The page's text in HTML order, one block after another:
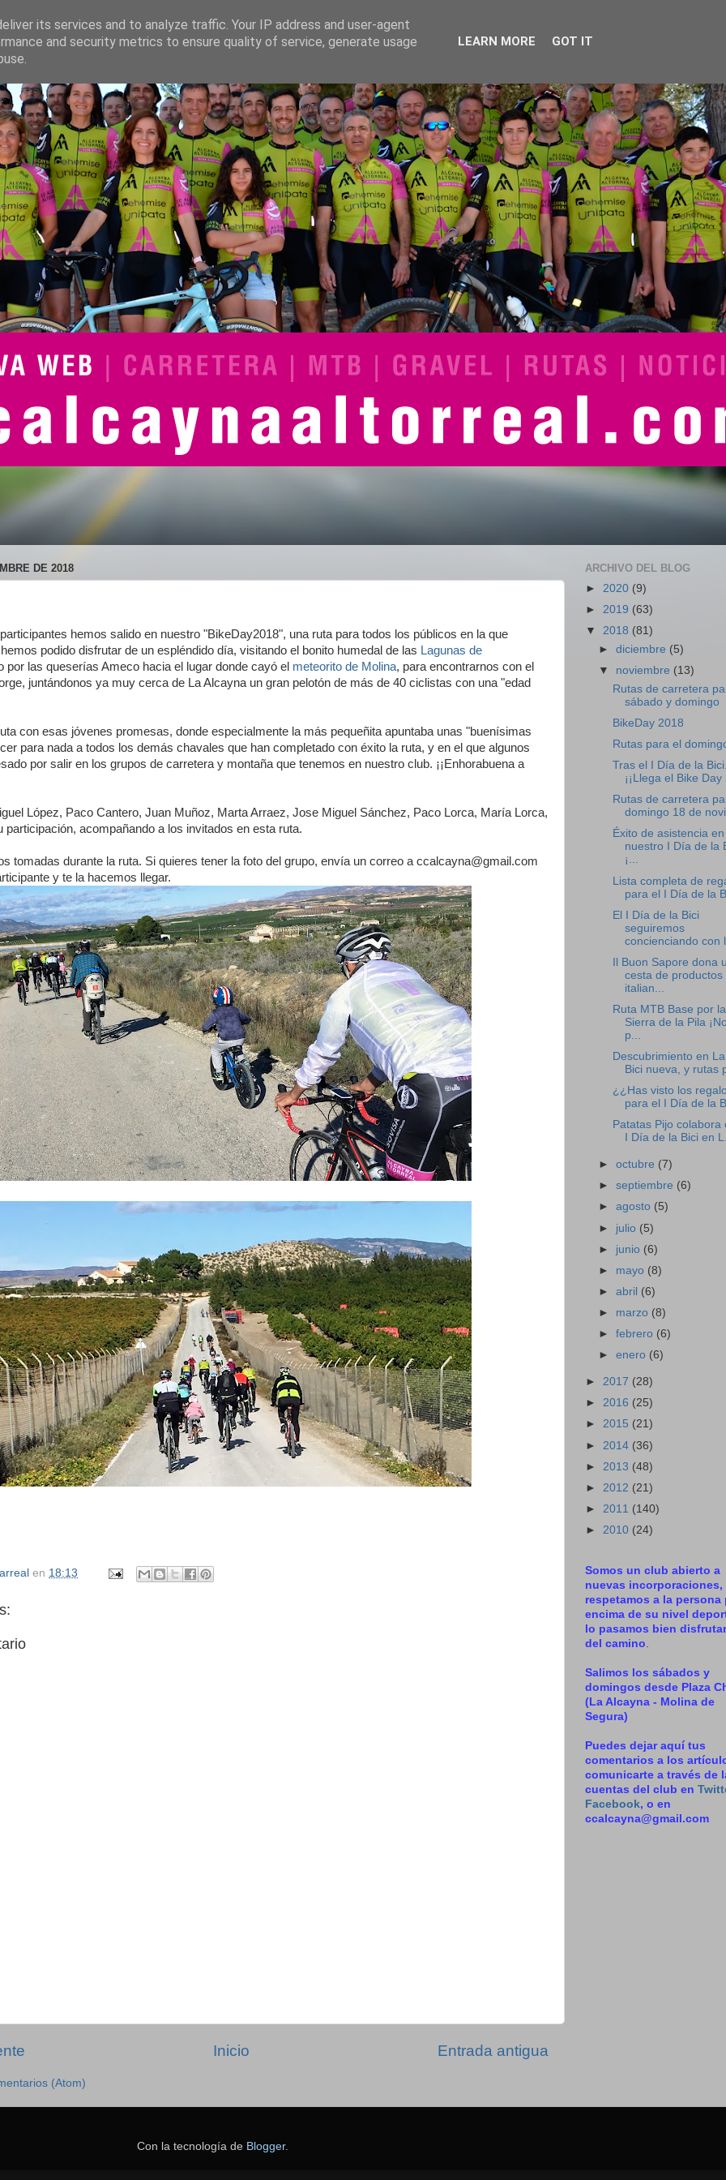
DE 2018
hemos salido en nuestro "BikeDay2018", una ruta para todos los públicos en la que
podido disfrutar de un espléndido día, visitando el bonito humedal de las Lagunas de
por las queserías Ameco hacia el lugar donde cayó el meteorito de Molina, para encontrarnos con el
juntándonos ya muy cerca de La Alcayna un gran pelotón de más de 40 ciclistas con una "edad
con esas jóvenes promesas, donde especialmente la más pequeñita apuntaba unas "buenísimas
para nada a todos los demás chavales que han completado con éxito la ruta, y en el que algunos
por salir en los grupos de carretera y montaña que tenemos en nuestro club. ¡¡Enhorabuena a
López, Paco Cantero, Juan Muñoz, Marta Arraez, Jose Miguel Sánchez, Paco Lorca, María Lorca,
acompañando a los invitados en esta ruta.
tomadas durante la ruta. Si quieres tener la foto del grupo, envía un correo a ccalcayna@gmail.com
y te la hacemos llegar.
en 18:13
Entrada antigua
Inicio
(Atom)
ARCHIVO DEL BLOG
► 2020 (9)
► 2019 (63)
▼ 2018 (81)
►diciembre (5)
▼ noviembre (13)
Rutas de carretera
sábado y domingo
BikeDay 2018
Rutas para el
Tras el I Día de la
¡¡Llega el Bike Day
Rutas de carretera
domingo 18 de
Éxito de asistencia en
nuestro I Día de la
¡...
Lista completa de
para el I Día de la
El I Día de la Bici
seguiremos
concienciando con
Il Buon Sapore dona
cesta de productos
italian...
Ruta MTB Base por la
Sierra de la Pila
p...
Descubrimiento en
Bici nueva, y rutas
¿¿Has visto los
para el I Día de la
Patatas Pijo colabora
I Día de la Bici en
►octubre (7)
►septiembre (6)
►agosto (5)
► julio (5)
► junio (6)
► mayo (8)
►abril (6)
► marzo (8)
►febrero (6)
►enero (6)
► 2017 (28)
► 2016 (25)
► 2015 (21)
► 2014 (36)
► 2013 (48)
► 2012 (21)
► 2011 (140)
► 2010 (24)
Somos un club abierto a
nuevas incorporaciones,
respetamos a la persona
encima de su nivel
lo pasamos bien
del camino.
Salimos los sábados y
domingos desde Plaza
(La Alcayna - Molina de
Segura)
Puedes dejar aquí tus
comentarios a los
comunicarte a través de
cuentas del club en
Facebook, o en
ccalcayna@gmail.com
Con la tecnología de Blogger.
its services and to analyze traffic. Your IP address and user-agent
and security metrics to ensure quality of service, generate usage
LEARN MORE GOT IT